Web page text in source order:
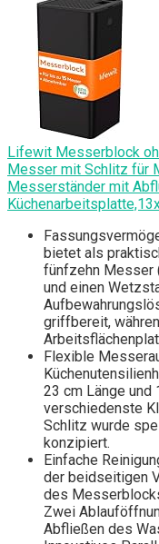
Lifewit Messerblock
Messer mit Schlitz für
Messerständer mit
bietet als
fünfzehn Messer
und einen
griffbereit,
Flexible
23 cm Länge und
verschiedenste
Schlitz wurde
konzipiert.
Einfache
der beidseitigen
des
Zwei
Abfließen des